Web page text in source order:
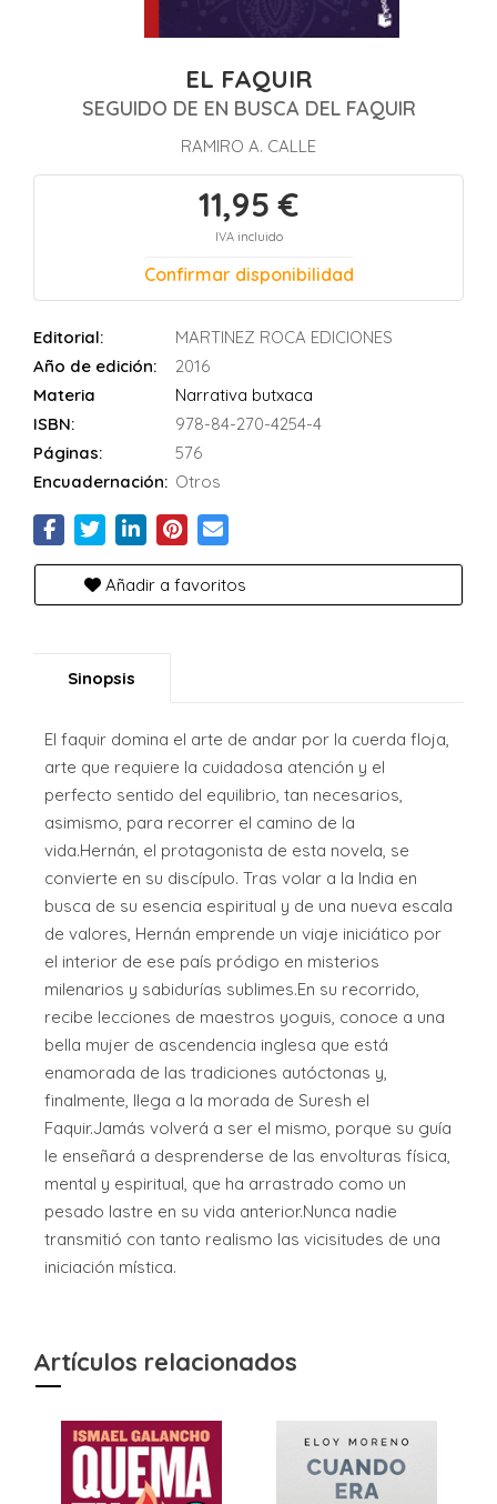
EL FAQUIR
SEGUIDO DE EN BUSCA DEL FAQUIR
RAMIRO A. CALLE
11,95 €
IVA incluido
Confirmar disponibilidad
Editorial:
MARTINEZ ROCA EDICIONES
Año de edición:
2016
Materia
Narrativa butxaca
ISBN:
978-84-270-4254-4
Páginas:
576
Encuadernación: Otros
Añadir a favoritos
Sinopsis
El faquir domina el arte de andar por la cuerda floja,
arte que requiere la cuidadosa atención y el
perfecto sentido del equilibrio, tan necesarios,
asimismo, para recorrer el camino de la
vida.Hernán, el protagonista de esta novela, se
convierte en su discípulo. Tras volar a la India en
busca de su esencia espiritual y de una nueva escala
de valores, Hernán emprende un viaje iniciático por
el interior de ese país pródigo en misterios
milenarios y sabidurías sublimes.En su recorrido,
recibe lecciones de maestros yoguis, conoce a una
bella mujer de ascendencia inglesa que está
enamorada de las tradiciones autóctonas y,
finalmente, llega a la morada de Suresh el
Faquir.Jamás volverá a ser el mismo, porque su guía
le enseñará a desprenderse de las envolturas física,
mental y espiritual, que ha arrastrado como un
pesado lastre en su vida anterior.Nunca nadie
transmitió con tanto realismo las vicisitudes de una
iniciación mística.
Artículos relacionados